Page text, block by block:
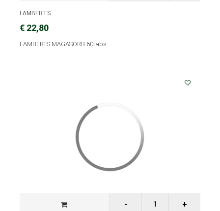
LAMBERTS
€ 22,80
LAMBERTS MAGASORB 60tabs